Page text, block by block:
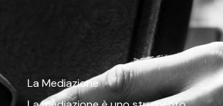
La Mediazione